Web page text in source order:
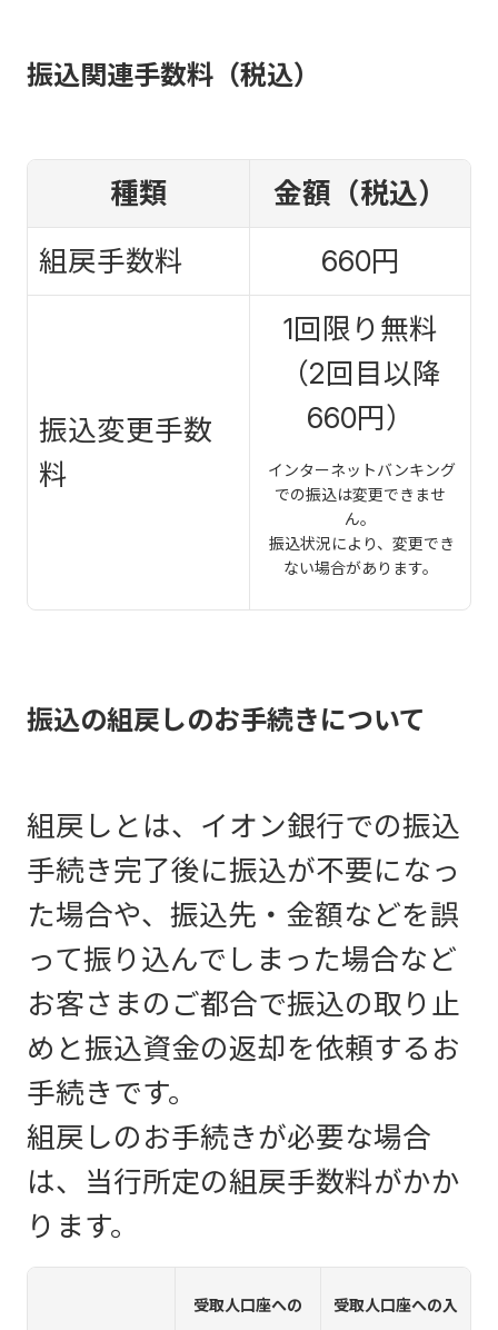
振込関連手数料（税込）
種類
金額（税込）
組戻手数料
660円
振込変更手数
料
1回限り無料
（2回目以降
660円）
インターネットバンキング
での振込は変更できませ
ん。
振込状況により、変更でき
ない場合があります。
振込の組戻しのお手続きについて
組戻しとは、イオン銀行での振込
手続き完了後に振込が不要になっ
た場合や、振込先・金額などを誤
って振り込んでしまった場合など
お客さまのご都合で振込の取り止
めと振込資金の返却を依頼するお
手続きです。
組戻しのお手続きが必要な場合
は、当行所定の組戻手数料がかか
ります。
受取人口座への 受取人口座への入